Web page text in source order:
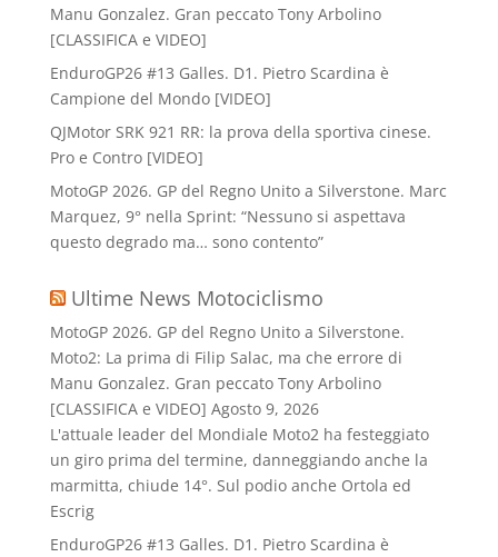
Manu Gonzalez. Gran peccato Tony Arbolino
[CLASSIFICA e VIDEO]
EnduroGP26 #13 Galles. D1. Pietro Scardina è
Campione del Mondo [VIDEO]
QJMotor SRK 921 RR: la prova della sportiva cinese.
Pro e Contro [VIDEO]
MotoGP 2026. GP del Regno Unito a Silverstone. Marc
Marquez, 9° nella Sprint: “Nessuno si aspettava
questo degrado ma… sono contento”
Ultime News Motociclismo
MotoGP 2026. GP del Regno Unito a Silverstone.
Moto2: La prima di Filip Salac, ma che errore di
Manu Gonzalez. Gran peccato Tony Arbolino
[CLASSIFICA e VIDEO] Agosto 9, 2026
L'attuale leader del Mondiale Moto2 ha festeggiato
un giro prima del termine, danneggiando anche la
marmitta, chiude 14°. Sul podio anche Ortola ed
Escrig
EnduroGP26 #13 Galles. D1. Pietro Scardina è